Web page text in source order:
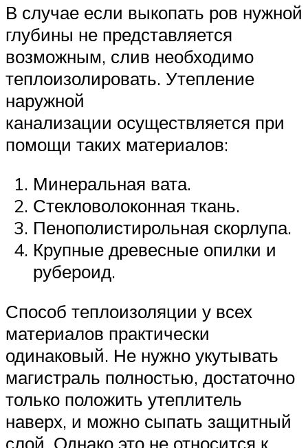
В случае если выкопать ров нужной
глубины не представляется
возможным, слив необходимо
теплоизолировать. Утепление
наружной
канализации осуществляется при
помощи таких материалов:
Минеральная вата.
Стекловолоконная ткань.
Пенополистирольная скорлупа.
Крупные древесные опилки и
рубероид.
Способ теплоизоляции у всех
материалов практически
одинаковый. Не нужно укутывать
магистраль полностью, достаточно
только положить утеплитель
наверх, и можно сыпать защитный
слой. Однако это не относится к